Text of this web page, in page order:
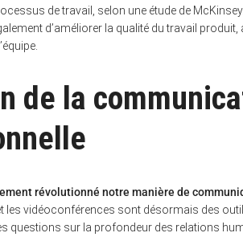
de travail, selon une étude de
d’améliorer la qualité du travail
de la
révolutionné notre manière de
les vidéoconférences sont désormais des
questions sur la profondeur des relations